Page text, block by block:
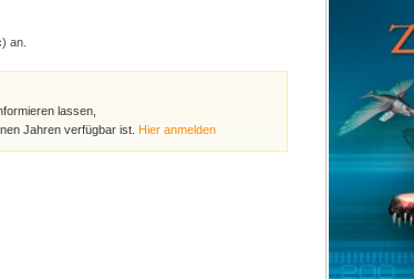
an.
lassen,
Jahren verfügbar ist. Hier anmelden